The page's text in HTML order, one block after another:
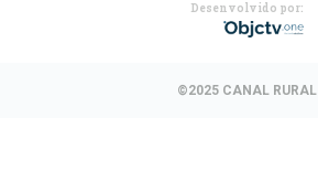
Desenvolvido por:
©2025 CANAL RURAL